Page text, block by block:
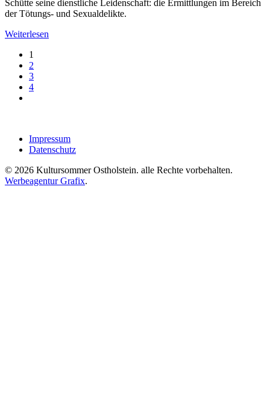
Schütte seine dienstliche Leidenschaft: die Ermittlungen im Bereich
der Tötungs- und Sexualdelikte.
Weiterlesen
1
2
3
4
Impressum
Datenschutz
© 2026 Kultursommer Ostholstein. alle Rechte vorbehalten.
Werbeagentur Grafix.